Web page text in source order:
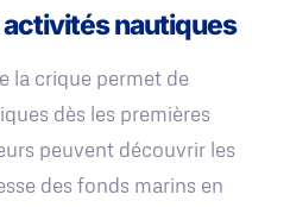
nautiques
la crique permet de
dès les premières
peuvent découvrir les
des fonds marins en